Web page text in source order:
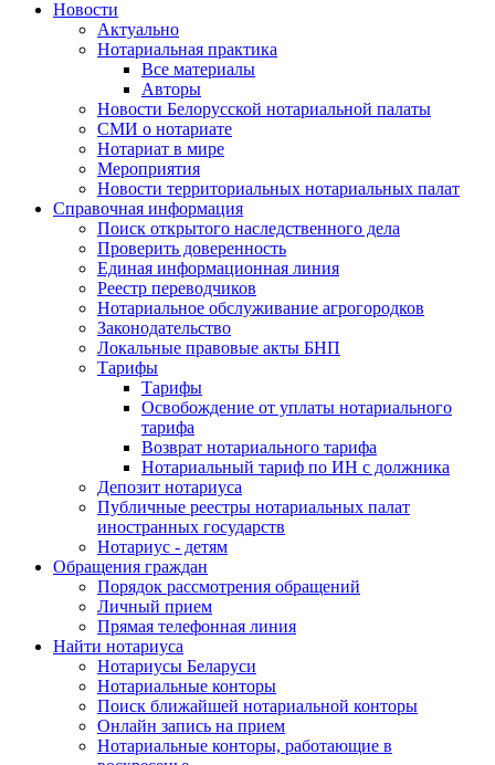
Новости
Актуально
Нотариальная практика
Все материалы
Авторы
Новости Белорусской нотариальной палаты
СМИ о нотариате
Нотариат в мире
Мероприятия
Новости территориальных нотариальных палат
Справочная информация
Поиск открытого наследственного дела
Проверить доверенность
Единая информационная линия
Реестр переводчиков
Нотариальное обслуживание агрогородков
Законодательство
Локальные правовые акты БНП
Тарифы
Тарифы
Освобождение от уплаты нотариального
тарифа
Возврат нотариального тарифа
Нотариальный тариф по ИН с должника
Депозит нотариуса
Публичные реестры нотариальных палат
иностранных государств
Нотариус - детям
Обращения граждан
Порядок рассмотрения обращений
Личный прием
Прямая телефонная линия
Найти нотариуса
Нотариусы Беларуси
Нотариальные конторы
Поиск ближайшей нотариальной конторы
Онлайн запись на прием
Нотариальные конторы, работающие в